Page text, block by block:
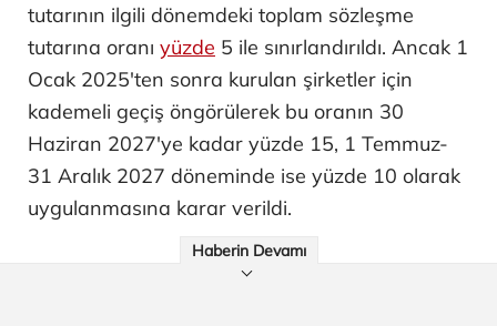
tutarının ilgili dönemdeki toplam sözleşme
tutarına oranı yüzde 5 ile sınırlandırıldı. Ancak 1
Ocak 2025'ten sonra kurulan şirketler için
kademeli geçiş öngörülerek bu oranın 30
Haziran 2027'ye kadar yüzde 15, 1 Temmuz-
31 Aralık 2027 döneminde ise yüzde 10 olarak
uygulanmasına karar verildi.
Haberin Devamı